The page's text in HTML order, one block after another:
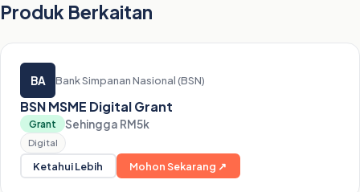
Produk Berkaitan
BA Bank Simpanan Nasional (BSN)
BSN MSME Digital Grant
Grant Sehingga RM5k
Digital
Ketahui Lebih Mohon Sekarang ↗